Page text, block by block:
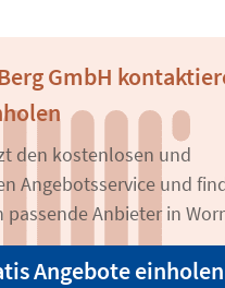
GmbH
den kostenlosen und
Angebotsservice und
passende Anbieter in
Angebote einholen